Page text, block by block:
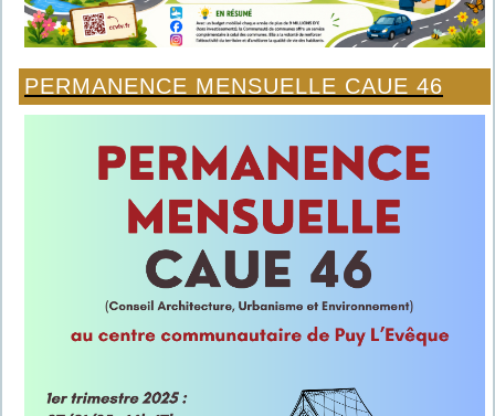
PERMANENCE MENSUELLE CAUE 46